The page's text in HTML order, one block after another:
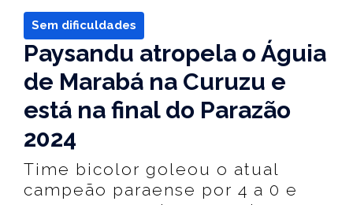
Sem dificuldades
Paysandu atropela o Águia
de Marabá na Curuzu e
está na final do Parazão
2024
Time bicolor goleou o atual
campeão paraense por 4 a 0 e